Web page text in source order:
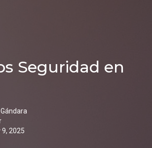
Seguridad en
9, 2025